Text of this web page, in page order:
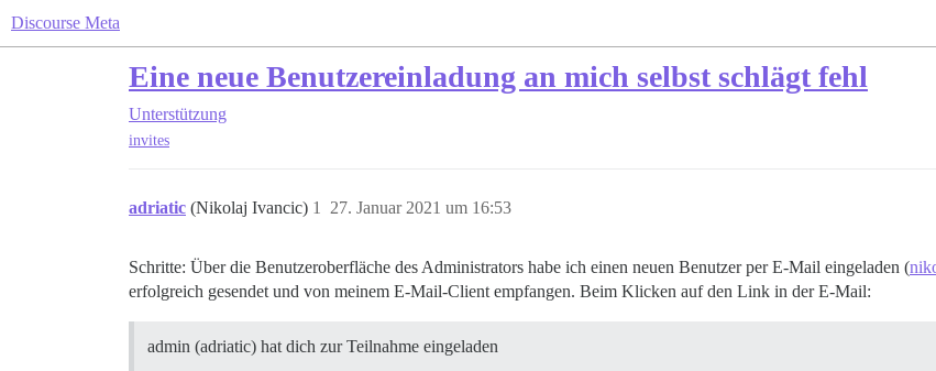
Discourse Meta
Eine neue Benutzereinladung an mich selbst schlägt fehl
Unterstützung
invites
adriatic (Nikolaj Ivancic) 27. Januar 2021 um 16:53
1
Schritte: Über die Benutzeroberfläche des Administrators habe ich einen neuen Benutzer per E-Mail eingeladen (
erfolgreich gesendet und von meinem E-Mail-Client empfangen. Beim Klicken auf den Link in der E-Mail:
admin (adriatic) hat dich zur Teilnahme eingeladen